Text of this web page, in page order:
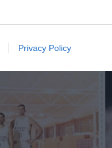
Privacy Policy